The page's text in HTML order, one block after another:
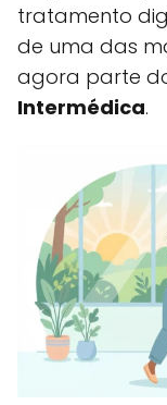
tratamento
de uma das
agora parte
Intermédica.